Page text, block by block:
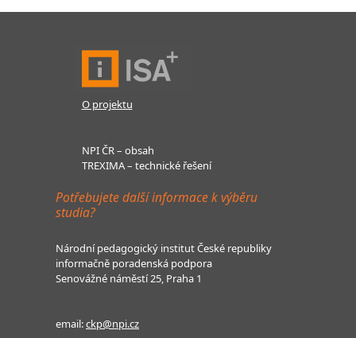
O projektu
NPI ČR – obsah
TREXIMA – technické řešení
Potřebujete další informace k výběru
studia?
Národní pedagogický institut České republiky
informačně poradenská podpora
Senovážné náměstí 25, Praha 1
email:ckp@npi.cz